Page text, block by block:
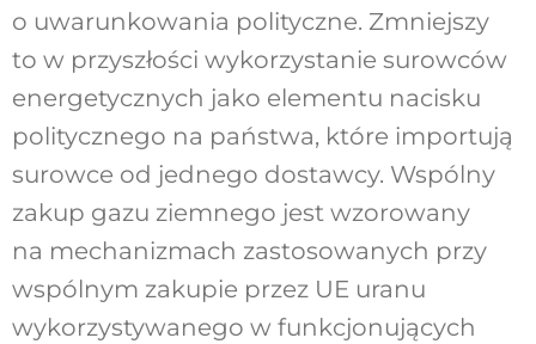
o uwarunkowania polityczne. Zmniejszy
to w przyszłości wykorzystanie surowców
energetycznych jako elementu nacisku
politycznego na państwa, które importują
surowce od jednego dostawcy. Wspólny
zakup gazu ziemnego jest wzorowany
na mechanizmach zastosowanych przy
wspólnym zakupie przez UE uranu
wykorzystywanego w funkcjonujących